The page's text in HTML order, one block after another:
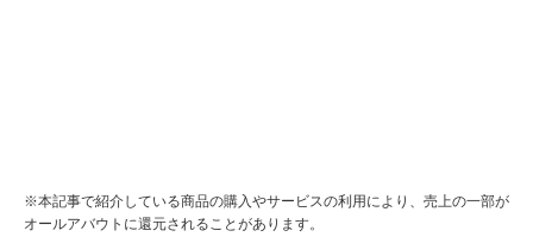
※本記事で紹介している商品の購入やサービスの利用により、売上の一部が
オールアバウトに還元されることがあります。